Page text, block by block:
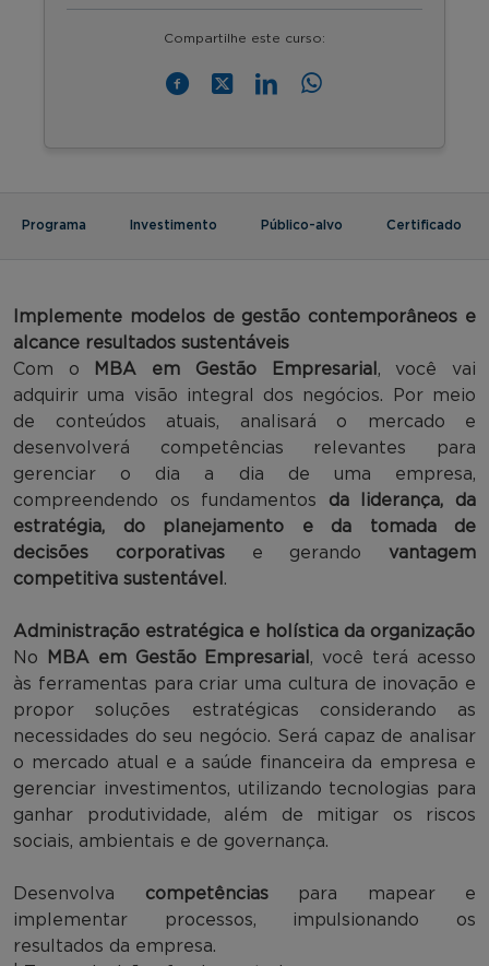
Compartilhe este curso:
Programa Investimento Público-alvo Certificado
Implemente modelos de gestão contemporâneos e
alcance resultados sustentáveis
Com o
MBA em Gestão Empresarial , você vai
adquirir uma visão integral dos negócios. Por meio
de conteúdos atuais, analisará o mercado e
desenvolverá competências relevantes para
gerenciar o dia a dia de uma empresa,
compreendendo os fundamentos da liderança, da
estratégia, do planejamento e da tomada de
decisões corporativas e gerando vantagem
competitiva sustentável .
Administração estratégica e holística da organização
No
MBA em Gestão Empresarial , você terá acesso
às ferramentas para criar uma cultura de inovação e
propor soluções estratégicas considerando as
necessidades do seu negócio. Será capaz de analisar
o mercado atual e a saúde financeira da empresa e
gerenciar investimentos, utilizando tecnologias para
ganhar produtividade, além de mitigar os riscos
sociais, ambientais e de governança.
Desenvolva competênciaspara mapear e
implementar processos, impulsionando os
resultados da empresa.